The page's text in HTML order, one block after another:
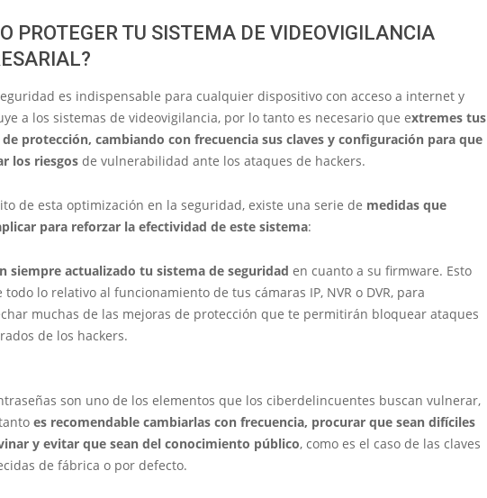
PROTEGER TU SISTEMA DE VIDEOVIGILANCIA
es indispensable para cualquier dispositivo con acceso a internet y
a los sistemas de videovigilancia, por lo tanto es necesario que extremes tus
protección, cambiando con frecuencia sus claves y configuración para que
los riesgos de vulnerabilidad ante los ataques de hackers.
de esta optimización en la seguridad, existe una serie de medidas que
para reforzar la efectividad de este sistema:
siempre actualizado tu sistema de seguridad en cuanto a su firmware. Esto
todo lo relativo al funcionamiento de tus cámaras IP, NVR o DVR, para
muchas de las mejoras de protección que te permitirán bloquear ataques
de los hackers.
son uno de los elementos que los ciberdelincuentes buscan vulnerar,
es recomendable cambiarlas con frecuencia, procurar que sean difíciles
y evitar que sean del conocimiento público, como es el caso de las claves
de fábrica o por defecto.